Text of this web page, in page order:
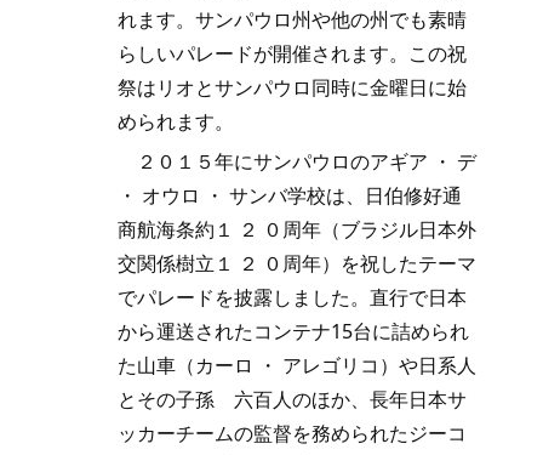
れます。サンパウロ州や他の州でも素晴
らしいパレードが開催されます。この祝
祭はリオとサンパウロ同時に金曜日に始
められます。
２０１５年にサンパウロのアギア ・ デ
・ オウロ ・ サンバ学校は、日伯修好通
商航海条約１ ２ ０周年（ブラジル日本外
交関係樹立１ ２ ０周年）を祝したテーマ
でパレードを披露しました。直行で日本
から運送されたコンテナ15台に詰められ
た山車（カーロ ・ アレゴリコ）や日系人
とその子孫 六百人のほか、長年日本サ
ッカーチームの監督を務められたジーコ